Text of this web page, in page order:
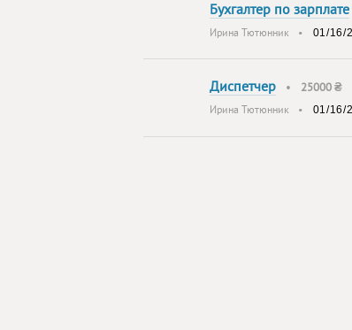
Бухгалтер по зарплате
Ирина Тютюнник •
Диспетчер • 25000 ₴
Ирина Тютюнник •